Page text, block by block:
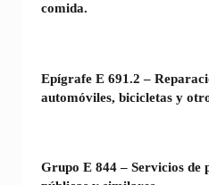
comida.
Epígrafe E 691.2 –
automóviles, bicicletas y
Grupo E 844 – Servicios de